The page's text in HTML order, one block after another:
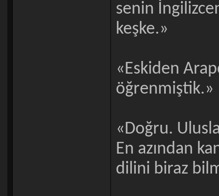
senin
keşke.»
«Eskiden
öğrenmiştik.»
«Doğru.
En azından
dilini biraz